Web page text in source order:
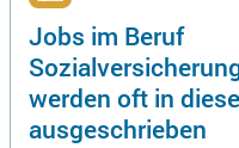
Jobs im Beruf
werden oft in
ausgeschrieben